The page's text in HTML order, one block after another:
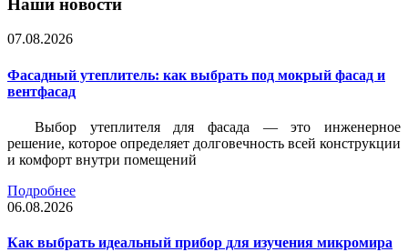
Наши новости
07.08.2026
Фасадный утеплитель: как выбрать под мокрый фасад и
вентфасад
Выбор утеплителя для фасада — это инженерное
решение, которое определяет долговечность всей конструкции
и комфорт внутри помещений
Подробнее
06.08.2026
Как выбрать идеальный прибор для изучения микромира